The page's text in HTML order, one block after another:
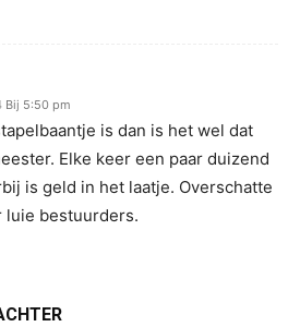
Bij 5:50 pm
is dan is het wel dat
Elke keer een paar duizend
is geld in het laatje. Overschatte
luie bestuurders.